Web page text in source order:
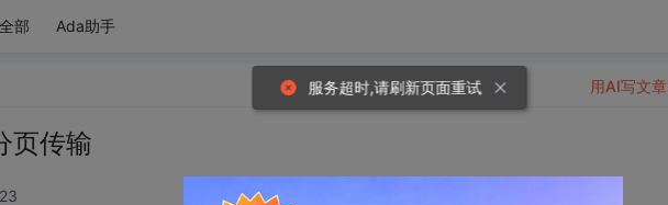
全部 Ada助手
页传输
用AI写文章
服务超时,请刷新页面重试